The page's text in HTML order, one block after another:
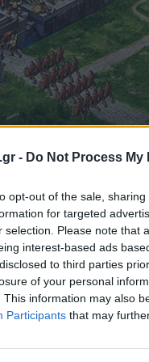
- Do Not Process
opt-out of the sale,
for targeted
selection. Please note that
interest-based ads
to third parties
of your personal
This information may also
Participants that may
έναςέφηβος
από
για το Game of
παππού του με το
του στα ύψη (
ποσό). Η μητέρα
από το γιο της να
κάρτα του